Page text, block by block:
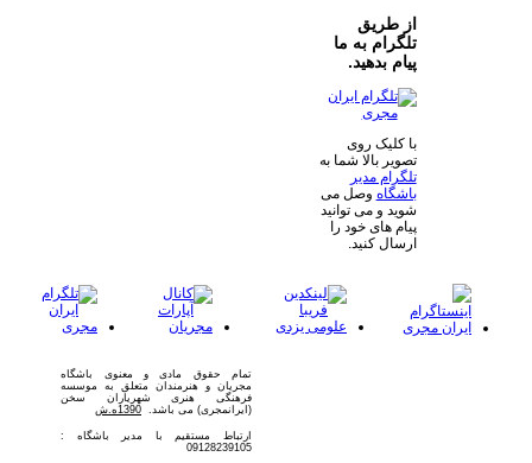
از طریق
تلگرام به ما
پیام بدهید.
با کلیک روی
تصویر بالا شما به
تلگرام مدیر
باشگاه وصل می
شوید و می توانید
پیام های خود را
ارسال کنید.
تمام حقوق مادی و معنوی باشگاه
مجریان و هنرمندان متعلق به موسسه
فرهنگی هنری شهریاران سخن
(ایرانمجری) می باشد. 1390ه.ش
ارتباط مستقیم با مدیر باشگاه :
09128239105